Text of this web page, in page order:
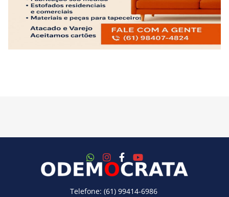
Telefone: (61) 99414-6986